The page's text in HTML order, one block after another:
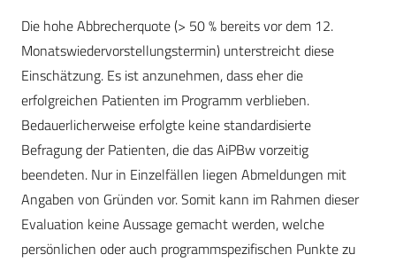
Die hohe Abbrecherquote (> 50 % bereits vor dem 12.
Monatswiedervorstellungstermin) unterstreicht diese
Einschätzung. Es ist anzunehmen, dass eher die
erfolgreichen Patienten im Programm verblieben.
Bedauerlicherweise erfolgte keine standardisierte
Befragung der Patienten, die das AiPBw vorzeitig
beendeten. Nur in Einzelfällen liegen Abmeldungen mit
Angaben von Gründen vor. Somit kann im Rahmen dieser
Evaluation keine Aussage gemacht werden, welche
persönlichen oder auch programmspezifischen Punkte zu